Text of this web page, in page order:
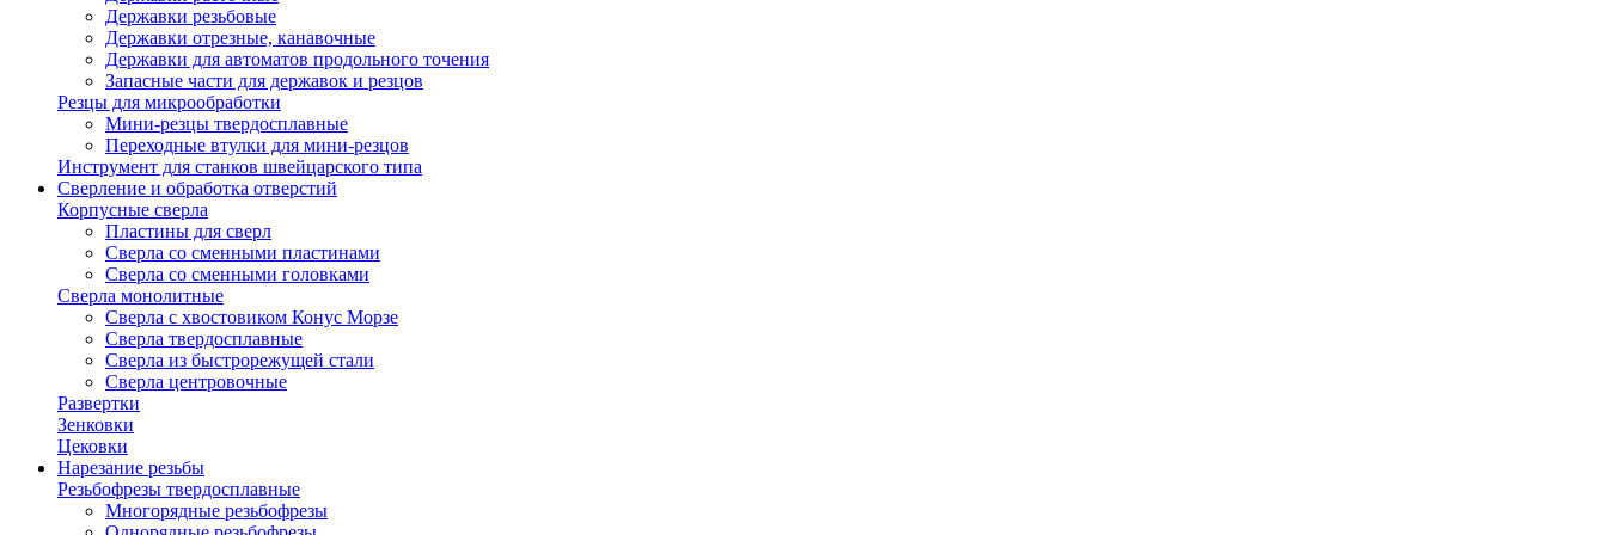
Державки резьбовые
Державки отрезные, канавочные
Державки для автоматов продольного точения
Запасные части для державок и резцов
Резцы для микрообработки
Мини-резцы твердосплавные
Переходные втулки для мини-резцов
Инструмент для станков швейцарского типа
Сверление и обработка отверстий
Корпусные сверла
Пластины для сверл
Сверла со сменными пластинами
Сверла со сменными головками
Сверла монолитные
Сверла с хвостовиком Конус Морзе
Сверла твердосплавные
Сверла из быстрорежущей стали
Сверла центровочные
Развертки
Зенковки
Цековки
Нарезание резьбы
Резьбофрезы твердосплавные
Многорядные резьбофрезы